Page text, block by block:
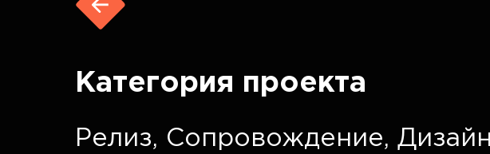
Категория проекта
Релиз, Сопровождение, Дизайн